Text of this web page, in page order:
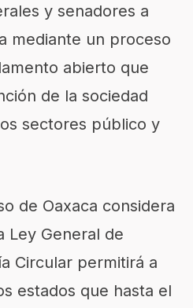
y senadores a
mediante un proceso
abierto que
de la sociedad
sectores público y
de Oaxaca considera
Ley General de
Circular permitirá a
estados que hasta el